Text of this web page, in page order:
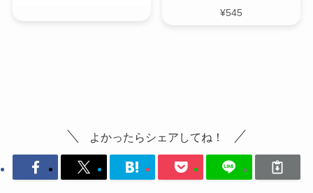
¥545
よかったらシェアしてね！